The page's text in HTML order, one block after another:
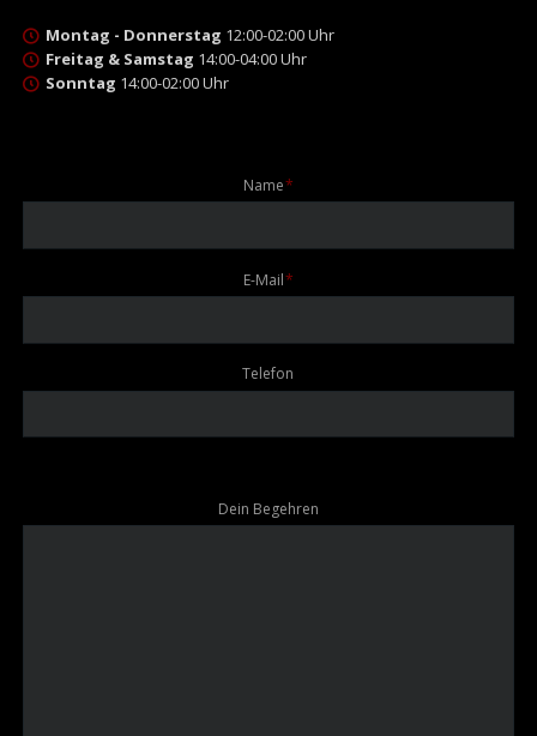
Montag - Donnerstag 12:00-02:00 Uhr
Freitag & Samstag 14:00-04:00 Uhr
Sonntag 14:00-02:00 Uhr
Pflichtfeld
Name*
Pflichtfeld
E-Mail*
Telefon
Dein Begehren